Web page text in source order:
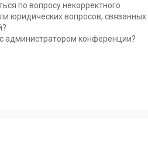
по вопросу некорректного
юридических вопросов, связанных
администратором конференции?